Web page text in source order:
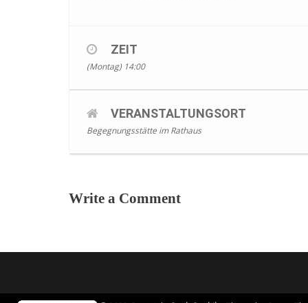
ZEIT
(Montag) 14:00
VERANSTALTUNGSORT
Begegnungsstätte im Rathaus
Write a Comment